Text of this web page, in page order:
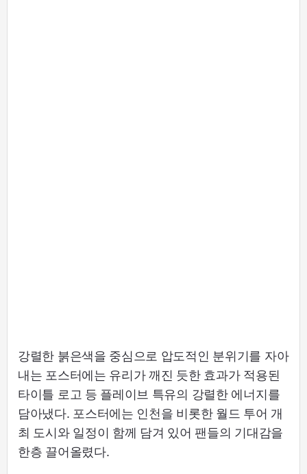
강렬한 붉은색을 중심으로 압도적인 분위기를 자아
내는 포스터에는 유리가 깨진 듯한 효과가 적용된
타이틀 로고 등 플레이브 특유의 강렬한 에너지를
담아냈다. 포스터에는 인천을 비롯한 월드 투어 개
최 도시와 일정이 함께 담겨 있어 팬들의 기대감을
한층 끌어올렸다.